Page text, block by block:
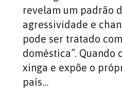
revelam um padrão
agressividade e
pode ser tratado
doméstica”. Quando
xinga e expõe o
país…